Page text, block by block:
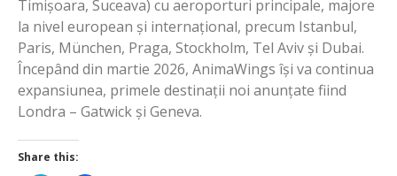
Timișoara, Suceava) cu aeroporturi principale, majore
la nivel european și internațional, precum Istanbul,
Paris, München, Praga, Stockholm, Tel Aviv și Dubai.
Începând din martie 2026, AnimaWings își va continua
expansiunea, primele destinații noi anunțate fiind
Londra – Gatwick și Geneva.
Share this: